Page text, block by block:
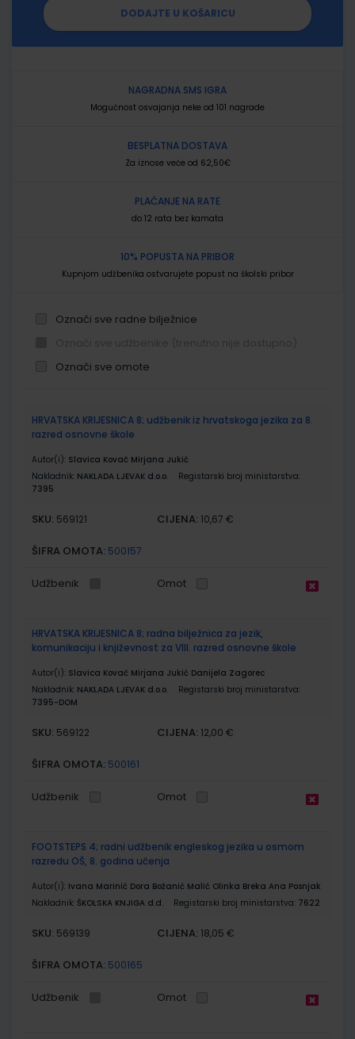
DODAJTE U KOŠARICU
NAGRADNA SMS IGRA
Mogućnost osvajanja neke od 101 nagrade
BESPLATNA DOSTAVA
Za iznose veće od 62,50€
PLAĆANJE NA RATE
do 12 rata bez kamata
10% POPUSTA NA PRIBOR
Kupnjom udžbenika ostvarujete popust na školski pribor
Označi sve radne bilježnice
Označi sve omote
proizvodi
HRVATSKA KRIJESNICA 8; udžbenik iz hrvatskoga jezika za 8.
razred osnovne škole
Autor(i): Slavica Kovač Mirjana Jukić
Nakladnik: NAKLADA LJEVAK d.o.o.
Registarski broj ministarstva:
7395
SKU: 569121 CIJENA: 10,67 €
ŠIFRA OMOTA: 500157
Udžbenik Omot
HRVATSKA KRIJESNICA 8; radna bilježnica za jezik,
komunikaciju i književnost za VIII. razred osnovne škole
Autor(i): Slavica Kovač Mirjana Jukić Danijela Zagorec
Nakladnik: NAKLADA LJEVAK d.o.o.
Registarski broj ministarstva:
7395-DOM
SKU: 569122 CIJENA: 12,00 €
ŠIFRA OMOTA: 500161
Udžbenik Omot
FOOTSTEPS 4; radni udžbenik engleskog jezika u osmom
razredu OŠ, 8. godina učenja
Autor(i): Ivana Marinić Dora Božanić Malić Olinka Breka Ana Posnjak
Nakladnik: ŠKOLSKA KNJIGA d.d. Registarski broj ministarstva: 7622
SKU: 569139 CIJENA: 18,05 €
ŠIFRA OMOTA: 500165
Udžbenik Omot